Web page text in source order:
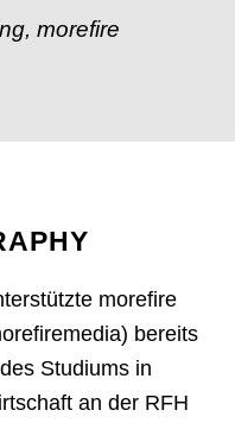
morefire
morefire
bereits
Studiums in
an der RFH